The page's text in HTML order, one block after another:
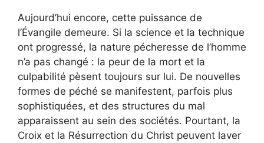
Aujourd’hui encore, cette puissance de
l’Évangile demeure. Si la science et la technique
ont progressé, la nature pécheresse de l’homme
n’a pas changé : la peur de la mort et la
culpabilité pèsent toujours sur lui. De nouvelles
formes de péché se manifestent, parfois plus
sophistiquées, et des structures du mal
apparaissent au sein des sociétés. Pourtant, la
Croix et la Résurrection du Christ peuvent laver